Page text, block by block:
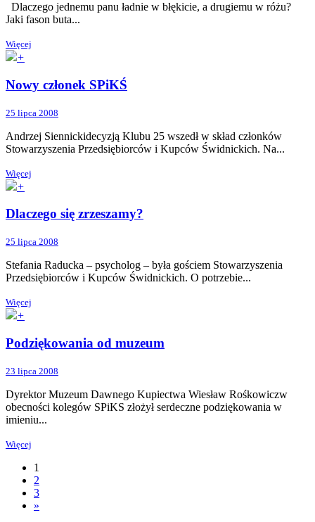
Dlaczego jednemu panu ładnie w błękicie, a drugiemu w różu?
Jaki fason buta...
Więcej
+
Nowy członek SPiKŚ
25 lipca 2008
Andrzej Siennickidecyzją Klubu 25 wszedł w skład członków
Stowarzyszenia Przedsiębiorców i Kupców Świdnickich. Na...
Więcej
+
Dlaczego się zrzeszamy?
25 lipca 2008
Stefania Raducka – psycholog – była gościem Stowarzyszenia
Przedsiębiorców i Kupców Świdnickich. O potrzebie...
Więcej
+
Podziękowania od muzeum
23 lipca 2008
Dyrektor Muzeum Dawnego Kupiectwa Wiesław Rośkowiczw
obecności kolegów SPiKS złożył serdeczne podziękowania w
imieniu...
Więcej
1
2
3
»